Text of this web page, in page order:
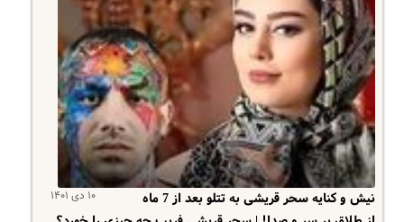
۱۰ دی ۱۴۰۱
نیش و کنایه سحر قریشی به تتلو بعد از 7 ماه